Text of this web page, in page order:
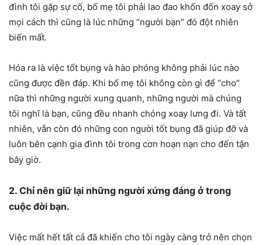
đình tôi gặp sự cố, bố mẹ tôi phải lao đao khốn đốn xoay sở
mọi cách thì cũng là lúc những “người bạn” đó đột nhiên
biến mất.
Hóa ra là việc tốt bụng và hào phóng không phải lúc nào
cũng được đền đáp. Khi bố mẹ tôi không còn gì để “cho”
nữa thì những người xung quanh, những người mà chúng
tôi nghĩ là bạn, cũng đều nhanh chóng xoay lưng đi. Và tất
nhiên, vẫn còn đó những con người tốt bụng đã giúp đỡ và
luôn bên cạnh gia đình tôi trong cơn hoạn nạn cho đến tận
bây giờ.
2. Chỉ nên giữ lại những người xứng đáng ở trong
cuộc đời bạn.
Việc mất hết tất cả đã khiến cho tôi ngày càng trở nên chọn